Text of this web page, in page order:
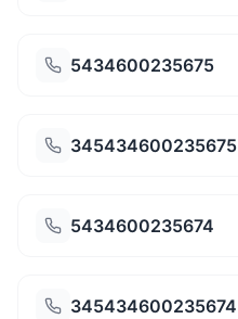
5434600235675
345434600235675
5434600235674
345434600235674